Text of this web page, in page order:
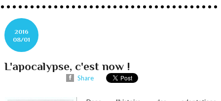
2016
08/01
L'apocalypse, c'est now !
Share